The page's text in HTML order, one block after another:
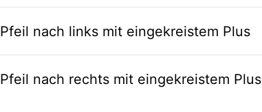
Pfeil nach links mit eingekreistem Plus
Pfeil nach rechts mit eingekreistem Plus